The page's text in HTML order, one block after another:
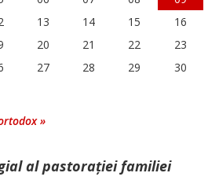
13 14 15
16
20 21 22
23
27 28 29
30
»
al pastorației familiei